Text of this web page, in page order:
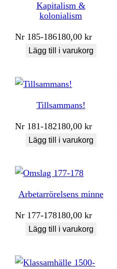
Kapitalism &
kolonialism
Nr 185-186180,00kr
Lägg till i varukorg
Tillsammans!
Nr 181-182180,00kr
Lägg till i varukorg
Arbetarrörelsens minne
Nr 177-178180,00kr
Lägg till i varukorg